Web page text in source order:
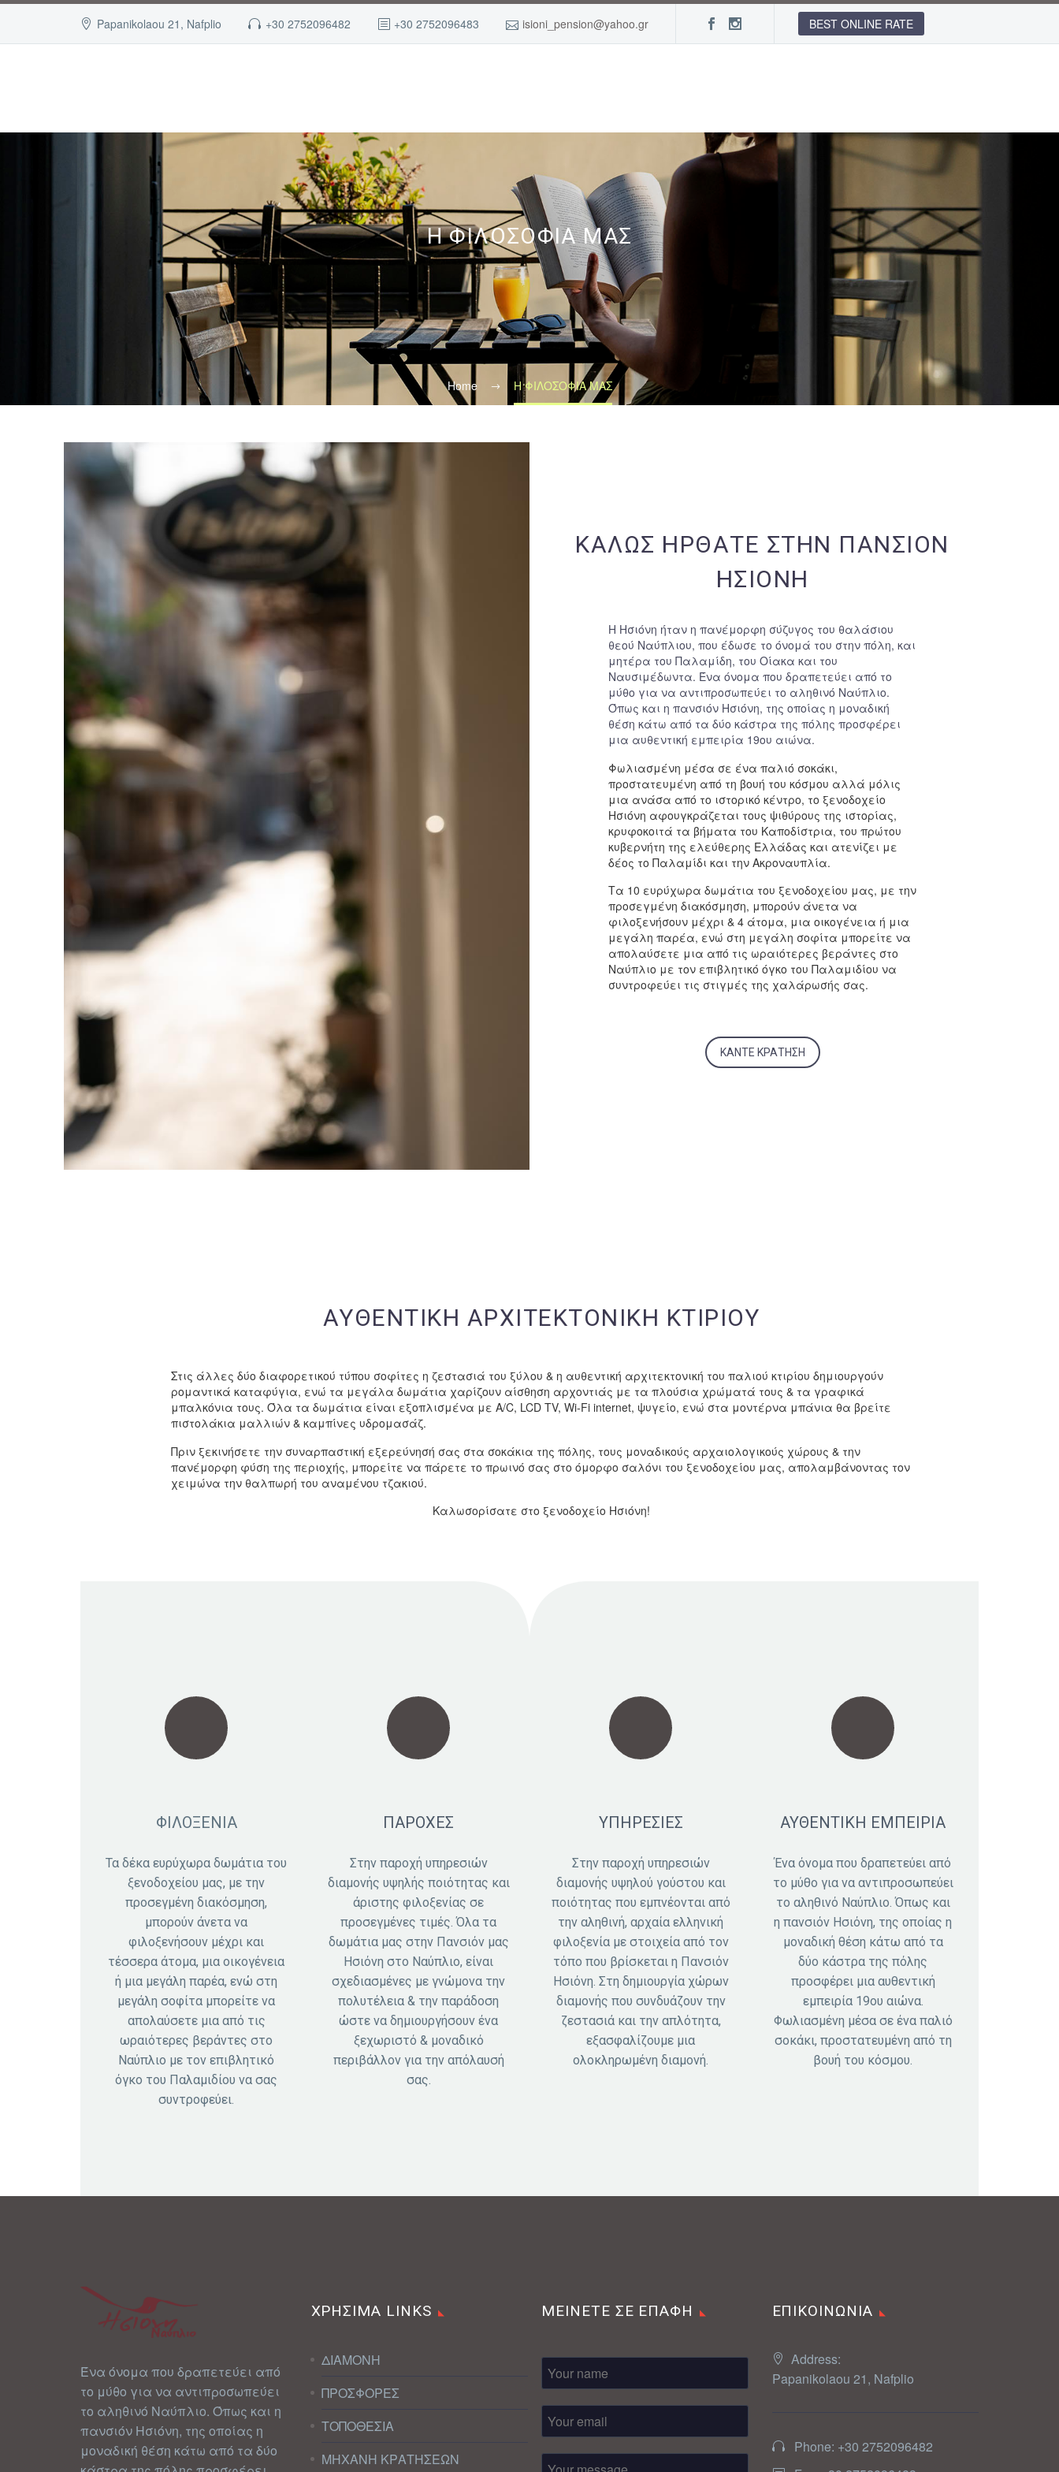
Papanikolaou 21, Nafplio +30 2752096482 +30 2752096483 isioni_pension@yahoo.gr BEST ONLINE RATE
Η ΦΙΛΟΣΟΦΙΑ ΜΑΣ
Home Η ΦΙΛΟΣΟΦΙΑ ΜΑΣ
ΚΑΛΩΣ ΗΡΘΑΤΕ ΣΤΗΝ ΠΑΝΣΙΟΝ
ΗΣΙΟΝΗ
Η Ησιόνη ήταν η πανέμορφη σύζυγος του θαλάσιου
θεού Ναύπλιου, που έδωσε το όνομά του στην πόλη, και
μητέρα του Παλαμίδη, του Οίακα και του
Ναυσιμέδωντα. Ένα όνομα που δραπετεύει από το
μύθο για να αντιπροσωπεύει το αληθινό Ναύπλιο.
Όπως και η πανσιόν Ησιόνη, της οποίας η μοναδική
θέση κάτω από τα δύο κάστρα της πόλης προσφέρει
μια αυθεντική εμπειρία 19ου αιώνα.
Φωλιασμένη μέσα σε ένα παλιό σοκάκι,
προστατευμένη από τη βουή του κόσμου αλλά μόλις
μια ανάσα από το ιστορικό κέντρο, το ξενοδοχείο
Ησιόνη αφουγκράζεται τους ψιθύρους της ιστορίας,
κρυφοκοιτά τα βήματα του Καποδίστρια, του πρώτου
κυβερνήτη της ελεύθερης Ελλάδας και ατενίζει με
δέος το Παλαμίδι και την Ακροναυπλία.
Τα 10 ευρύχωρα δωμάτια του ξενοδοχείου μας, με την
προσεγμένη διακόσμηση, μπορούν άνετα να
φιλοξενήσουν μέχρι & 4 άτομα, μια οικογένεια ή μια
μεγάλη παρέα, ενώ στη μεγάλη σοφίτα μπορείτε να
απολαύσετε μια από τις ωραιότερες βεράντες στο
Ναύπλιο με τον επιβλητικό όγκο του Παλαμιδίου να
συντροφεύει τις στιγμές της χαλάρωσής σας.
ΚΑΝΤΕ ΚΡΑΤΗΣΗ
ΑΥΘΕΝΤΙΚΗ ΑΡΧΙΤΕΚΤΟΝΙΚΗ ΚΤΙΡΙΟΥ
Στις άλλες δύο διαφορετικού τύπου σοφίτες η ζεστασιά του ξύλου & η αυθεντική αρχιτεκτονική του παλιού κτιρίου δημιουργούν
ρομαντικά καταφύγια, ενώ τα μεγάλα δωμάτια χαρίζουν αίσθηση αρχοντιάς με τα πλούσια χρώματά τους & τα γραφικά
μπαλκόνια τους. Όλα τα δωμάτια είναι εξοπλισμένα με A/C, LCD TV, Wi-Fi internet, ψυγείο, ενώ στα μοντέρνα μπάνια θα βρείτε
πιστολάκια μαλλιών & καμπίνες υδρομασάζ.
Πριν ξεκινήσετε την συναρπαστική εξερεύνησή σας στα σοκάκια της πόλης, τους μοναδικούς αρχαιολογικούς χώρους & την
πανέμορφη φύση της περιοχής, μπορείτε να πάρετε το πρωινό σας στο όμορφο σαλόνι του ξενοδοχείου μας, απολαμβάνοντας τον
χειμώνα την θαλπωρή του αναμένου τζακιού.
Καλωσορίσατε στο ξενοδοχείο Ησιόνη!
ΦΙΛΟΞΕΝΙΑ
Τα δέκα ευρύχωρα δωμάτια του
ξενοδοχείου μας, με την
προσεγμένη διακόσμηση,
μπορούν άνετα να
φιλοξενήσουν μέχρι και
τέσσερα άτομα, μια οικογένεια
ή μια μεγάλη παρέα, ενώ στη
μεγάλη σοφίτα μπορείτε να
απολαύσετε μια από τις
ωραιότερες βεράντες στο
Ναύπλιο με τον επιβλητικό
όγκο του Παλαμιδίου να σας
συντροφεύει.
ΠΑΡΟΧΕΣ
Στην παροχή υπηρεσιών
διαμονής υψηλής ποιότητας και
άριστης φιλοξενίας σε
προσεγμένες τιμές. Όλα τα
δωμάτια μας στην Πανσιόν μας
Ησιόνη στο Ναύπλιο, είναι
σχεδιασμένες με γνώμονα την
πολυτέλεια & την παράδοση
ώστε να δημιουργήσουν ένα
ξεχωριστό & μοναδικό
περιβάλλον για την απόλαυσή
σας.
ΥΠΗΡΕΣΙΕΣ
Στην παροχή υπηρεσιών
διαμονής υψηλού γούστου και
ποιότητας που εμπνέονται από
την αληθινή, αρχαία ελληνική
φιλοξενία με στοιχεία από τον
τόπο που βρίσκεται η Πανσιόν
Ησιόνη. Στη δημιουργία χώρων
διαμονής που συνδυάζουν την
ζεστασιά και την απλότητα,
εξασφαλίζουμε μια
ολοκληρωμένη διαμονή.
ΑΥΘΕΝΤΙΚΗ ΕΜΠΕΙΡΙΑ
Ένα όνομα που δραπετεύει από
το μύθο για να αντιπροσωπεύει
το αληθινό Ναύπλιο. Όπως και
η πανσιόν Ησιόνη, της οποίας η
μοναδική θέση κάτω από τα
δύο κάστρα της πόλης
προσφέρει μια αυθεντική
εμπειρία 19ου αιώνα.
Φωλιασμένη μέσα σε ένα παλιό
σοκάκι, προστατευμένη από τη
βουή του κόσμου.
Ένα όνομα που δραπετεύει από
το μύθο για να αντιπροσωπεύει
το αληθινό Ναύπλιο. Όπως και η
πανσιόν Ησιόνη, της οποίας η
μοναδική θέση κάτω από τα δύο
ΧΡΗΣΙΜΑ LINKS
ΔΙΑΜΟΝΗ
ΠΡΟΣΦΟΡΕΣ
ΤΟΠΟΘΕΣΙΑ
ΜΗΧΑΝΗ ΚΡΑΤΗΣΕΩΝ
ΜΕΙΝΕΤΕ ΣΕ ΕΠΑΦΗ ΕΠΙΚΟΙΝΩΝΙΑ
Address:
Papanikolaou 21, Nafplio
Phone: +30 2752096482